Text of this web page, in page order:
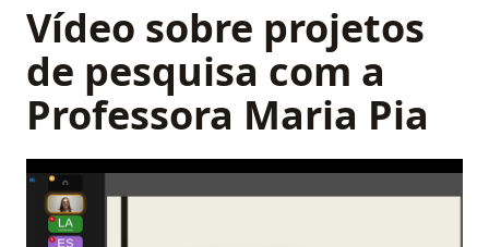
Vídeo sobre projetos
de pesquisa com a
Professora Maria Pia